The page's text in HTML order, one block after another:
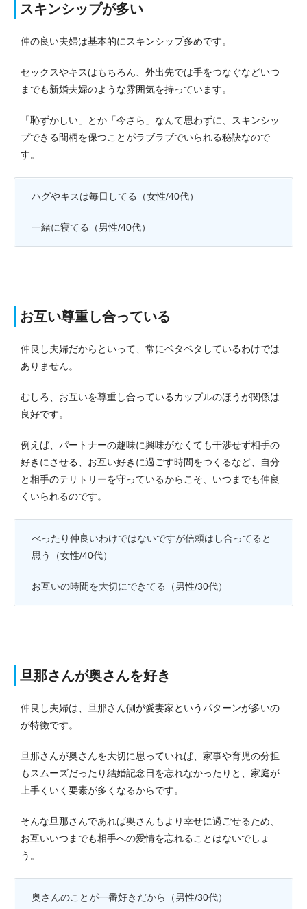
スキンシップが多い
仲の良い夫婦は基本的にスキンシップ多めです。
セックスやキスはもちろん、外出先では手をつなぐなどいつ
までも新婚夫婦のような雰囲気を持っています。
「恥ずかしい」とか「今さら」なんて思わずに、スキンシッ
プできる間柄を保つことがラブラブでいられる秘訣なので
す。
ハグやキスは毎日してる（女性/40代）
一緒に寝てる（男性/40代）
お互い尊重し合っている
仲良し夫婦だからといって、常にベタベタしているわけでは
ありません。
むしろ、お互いを尊重し合っているカップルのほうが関係は
良好です。
例えば、パートナーの趣味に興味がなくても干渉せず相手の
好きにさせる、お互い好きに過ごす時間をつくるなど、自分
と相手のテリトリーを守っているからこそ、いつまでも仲良
くいられるのです。
べったり仲良いわけではないですが信頼はし合ってると
思う（女性/40代）
お互いの時間を大切にできてる（男性/30代）
旦那さんが奥さんを好き
仲良し夫婦は、旦那さん側が愛妻家というパターンが多いの
が特徴です。
旦那さんが奥さんを大切に思っていれば、家事や育児の分担
もスムーズだったり結婚記念日を忘れなかったりと、家庭が
上手くいく要素が多くなるからです。
そんな旦那さんであれば奥さんもより幸せに過ごせるため、
お互いいつまでも相手への愛情を忘れることはないでしょ
う。
奥さんのことが一番好きだから（男性/30代）